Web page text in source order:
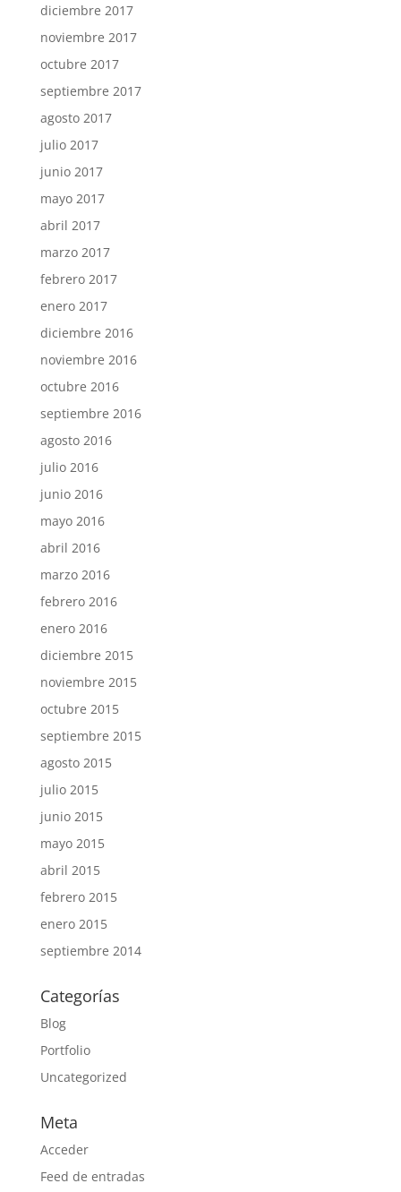
diciembre 2017
noviembre 2017
octubre 2017
septiembre 2017
agosto 2017
julio 2017
junio 2017
mayo 2017
abril 2017
marzo 2017
febrero 2017
enero 2017
diciembre 2016
noviembre 2016
octubre 2016
septiembre 2016
agosto 2016
julio 2016
junio 2016
mayo 2016
abril 2016
marzo 2016
febrero 2016
enero 2016
diciembre 2015
noviembre 2015
octubre 2015
septiembre 2015
agosto 2015
julio 2015
junio 2015
mayo 2015
abril 2015
febrero 2015
enero 2015
septiembre 2014
Categorías
Blog
Portfolio
Uncategorized
Meta
Acceder
Feed de entradas